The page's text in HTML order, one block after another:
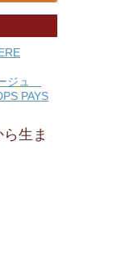
ジュ
PAYS
生ま